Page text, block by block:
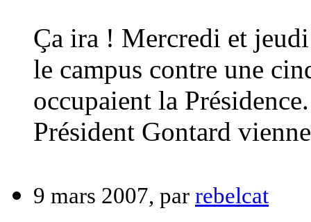
Ça ira ! Mercredi et
le campus contre une
occupaient la
Président Gontard
9 mars 2007, par rebelcat